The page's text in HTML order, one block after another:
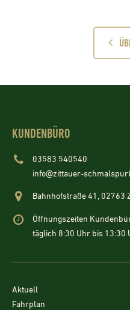
KUNDENBÜRO
03583 540540
info@zittauer-
Bahnhofstraße 41, 02763
Öffnungszeiten
täglich 8:30 Uhr bis 13:30
Aktuell
Fahrplan